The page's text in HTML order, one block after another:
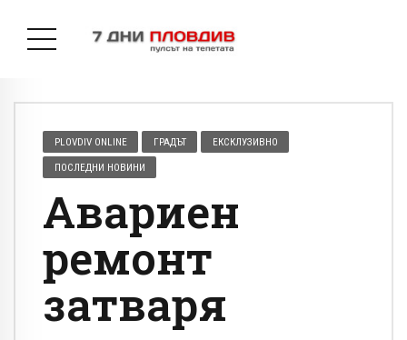
PLOVDIV ONLINE ГРАДЪТ ЕКСКЛУЗИВНО
ПОСЛЕДНИ НОВИНИ
Авариен
ремонт
затваря